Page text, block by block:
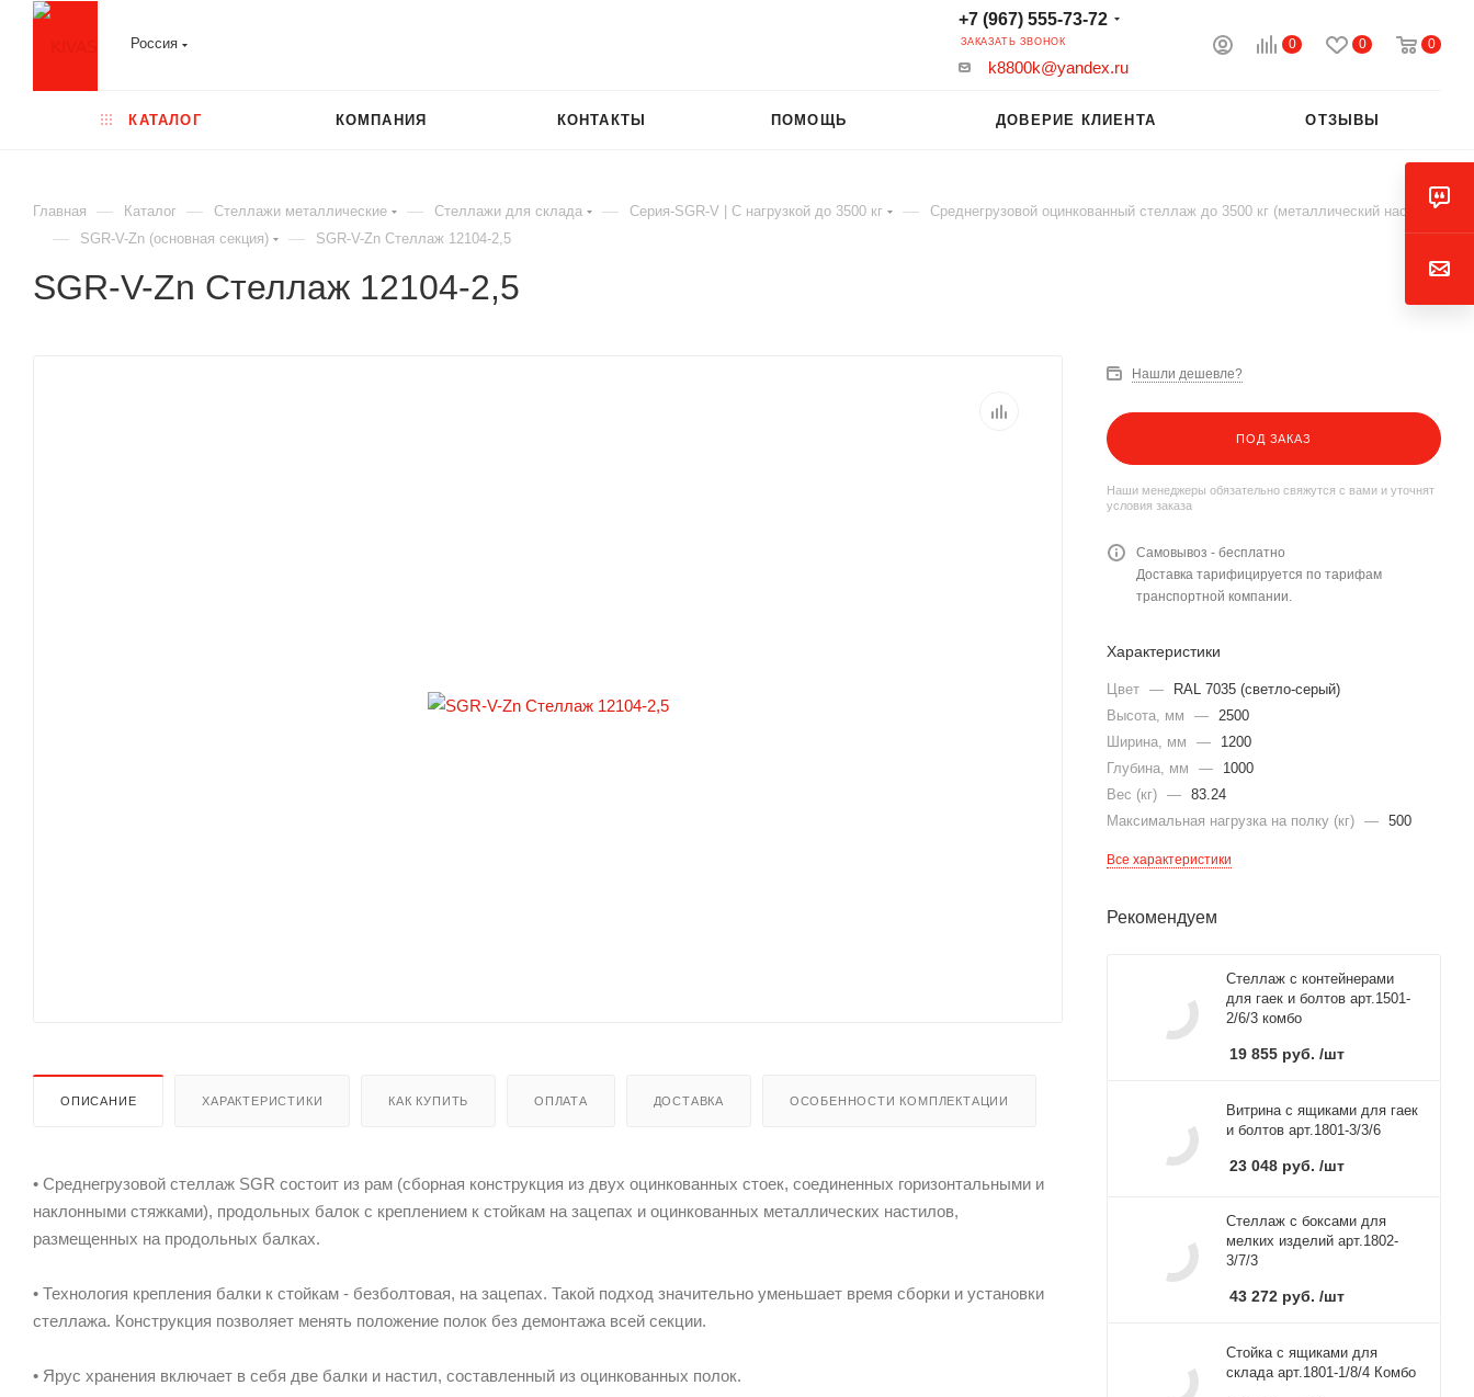
Россия 0 0 0
+7 (967) 555-73-72
ЗАКАЗАТЬ ЗВОНОК
k8800k@yandex.ru
КАТАЛОГ КОМПАНИЯ КОНТАКТЫ ПОМОЩЬ ДОВЕРИЕ КЛИЕНТА ОТЗЫВЫ
Главная — Каталог — Стеллажи металлические — Стеллажи для склада — Серия-SGR-V | С нагрузкой до 3500 кг — Среднегрузовой оцинкованный стеллаж до 3500 кг (металлический настил)
— SGR-V-Zn (основная секция) — SGR-V-Zn Стеллаж 12104-2,5
SGR-V-Zn Стеллаж 12104-2,5
ОПИСАНИЕ ХАРАКТЕРИСТИКИ КАК КУПИТЬ ОПЛАТА ДОСТАВКА ОСОБЕННОСТИ КОМПЛЕКТАЦИИ
• Среднегрузовой стеллаж SGR состоит из рам (сборная конструкция из двух оцинкованных стоек, соединенных горизонтальными и
наклонными стяжками), продольных балок с креплением к стойкам на зацепах и оцинкованных металлических настилов,
размещенных на продольных балках.
• Технология крепления балки к стойкам - безболтовая, на зацепах. Такой подход значительно уменьшает время сборки и установки
стеллажа. Конструкция позволяет менять положение полок без демонтажа всей секции.
• Ярус хранения включает в себя две балки и настил, составленный из оцинкованных полок.
Нашли дешевле?
ПОД ЗАКАЗ
Наши менеджеры обязательно свяжутся с вами и уточнят
условия заказа
Самовывоз - бесплатно
Доставка тарифицируется по тарифам
транспортной компании.
Характеристики
Цвет —
RAL 7035 (светло-серый)
Высота, мм
— 2500
Ширина, мм
—
1200
Глубина, мм
—
1000
Вес (кг) — 83.24
Максимальная нагрузка на полку (кг) — 500
Все характеристики
Рекомендуем
Стеллаж с контейнерами
для гаек и болтов арт.1501-
2/6/3 комбо
19 855 руб. /шт
Витрина с ящиками для гаек
и болтов арт.1801-3/3/6
23 048 руб. /шт
Стеллаж с боксами для
мелких изделий арт.1802-
3/7/3
43 272 руб. /шт
Стойка с ящиками для
склада арт.1801-1/8/4 Комбо